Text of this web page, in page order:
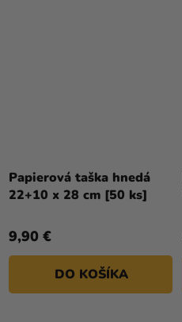
Papierová taška hnedá
22+10 x 28 cm [50 ks]
9,90 €
DO KOŠÍKA